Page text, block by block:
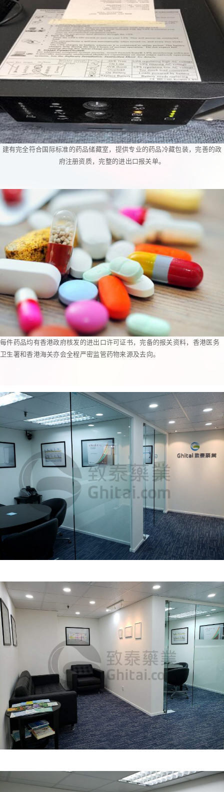
建有完全符合国际标准的药品储藏室，提供专业的药品冷藏包装，完善的政
府注册资质，完整的进出口报关单。
每件药品均有香港政府核发的进出口许可证书，完备的报关资料，香港医务
卫生署和香港海关亦会全程严密监管药物来源及去向。